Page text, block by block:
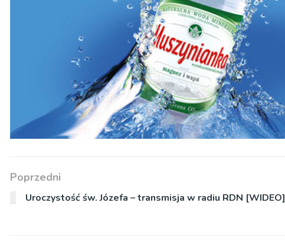
Poprzedni
Uroczystość św. Józefa – transmisja w radiu RDN [WIDEO]